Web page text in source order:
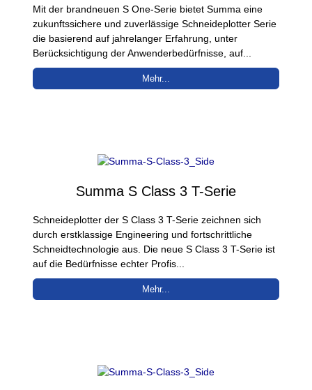
Mit der brandneuen S One-Serie bietet Summa eine
zukunftssichere und zuverlässige Schneideplotter Serie
die basierend auf jahrelanger Erfahrung, unter
Berücksichtigung der Anwenderbedürfnisse, auf...
Mehr...
Summa S Class 3 T-Serie
Schneideplotter der S Class 3 T-Serie zeichnen sich
durch erstklassige Engineering und fortschrittliche
Schneidtechnologie aus. Die neue S Class 3 T-Serie ist
auf die Bedürfnisse echter Profis...
Mehr...